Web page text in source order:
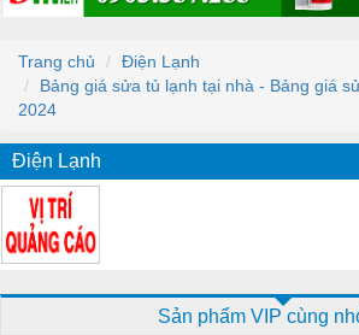
Trang chủ
Điện Lạnh
Bảng giá sửa tủ lạnh tại nhà - Bảng giá
2024
Điện Lạnh
Sản phẩm VIP cùng